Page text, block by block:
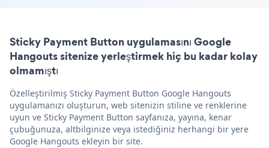
Sticky Payment Button uygulamasını Google
Hangouts sitenize yerleştirmek hiç bu kadar kolay
olmamıştı
Özelleştirilmiş Sticky Payment Button Google Hangouts
uygulamanızı oluşturun, web sitenizin stiline ve renklerine
uyun ve Sticky Payment Button sayfanıza, yayına, kenar
çubuğunuza, altbilginize veya istediğiniz herhangi bir yere
Google Hangouts ekleyin bir site.